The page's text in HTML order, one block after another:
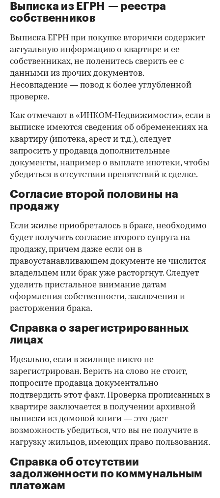
Выписка из ЕГРН — реестра
собственников
Выписка ЕГРН при покупке вторички содержит
актуальную информацию о квартире и ее
собственниках, не поленитесь сверить ее с
данными из прочих документов.
Несовпадение — повод к более углубленной
проверке.
Как отмечают в «ИНКОМ-Недвижимости», если в
выписке имеются сведения об обременениях на
квартиру (ипотека, арест и т.д.), следует
запросить у продавца дополнительные
документы, например о выплате ипотеки, чтобы
убедиться в отсутствии препятствий к сделке.
Согласие второй половины на
продажу
Если жилье приобреталось в браке, необходимо
будет получить согласие второго супруга на
продажу, причем даже если он в
правоустанавливающем документе не числится
владельцем или брак уже расторгнут. Следует
уделить пристальное внимание датам
оформления собственности, заключения и
расторжения брака.
Справка о зарегистрированных
лицах
Идеально, если в жилище никто не
зарегистрирован. Верить на слово не стоит,
попросите продавца документально
подтвердить этот факт. Проверка прописанных в
квартире заключается в получении архивной
выписки из домовой книги — это даст
возможность убедиться, что вы не получите в
нагрузку жильцов, имеющих право пользования.
Справка об отсутствии
задолженности по коммунальным
платежам